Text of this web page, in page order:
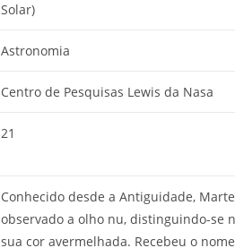
Solar)
Astronomia
Centro de Pesquisas Lewis da Nasa
21
Conhecido desde a Antiguidade,
observado a olho nu, distinguindo-se
sua cor avermelhada. Recebeu o